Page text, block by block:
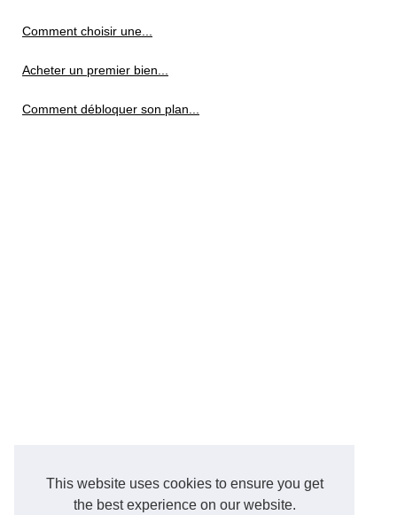
This website uses cookies to ensure you get
the best experience on our website.
Comment choisir une...
Acheter un premier bien...
Comment débloquer son plan...